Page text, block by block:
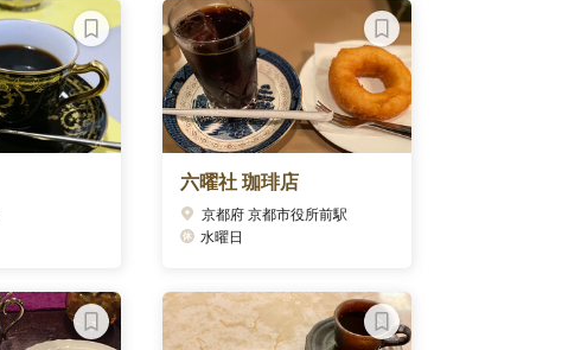
六曜社 珈琲店
京都府 京都市役所前駅
水曜日